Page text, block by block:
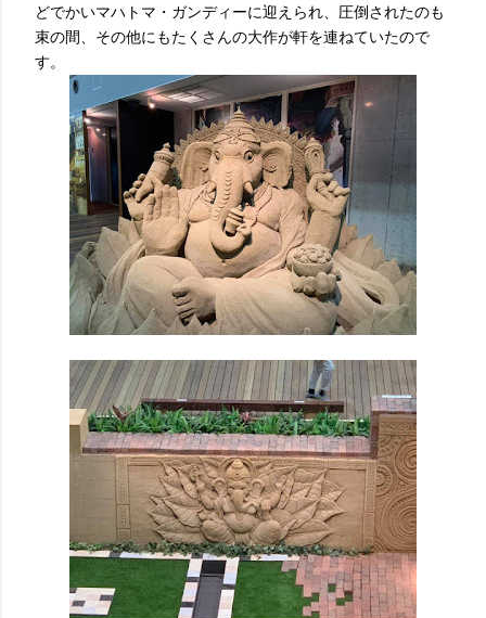
どでかいマハトマ・ガンディーに迎えられ、圧倒されたのも
束の間、その他にもたくさんの大作が軒を連ねていたので
す。